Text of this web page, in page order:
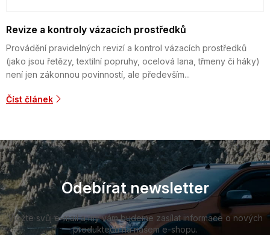
Revize a kontroly vázacích prostředků
Provádění pravidelných revizí a kontrol vázacích prostředků
(jako jsou řetězy, textilní popruhy, ocelová lana, třmeny či háky)
není jen zákonnou povinností, ale především...
Číst článek
Z
á
p
a
t
í
Odebírat newsletter
Vložte svůj e-mail a my vám budeme zasílat informace o nových
produktech na našem e-shopu.